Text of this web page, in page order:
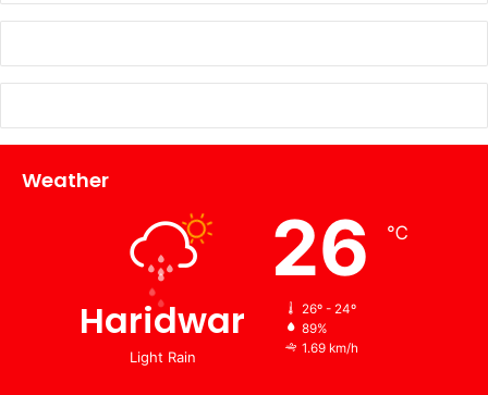
Weather
Haridwar
Light Rain
26 ℃
26º - 24º
89%
1.69 km/h